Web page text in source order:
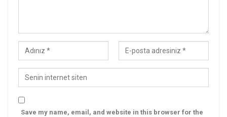
Save my name, email, and website in this browser for the